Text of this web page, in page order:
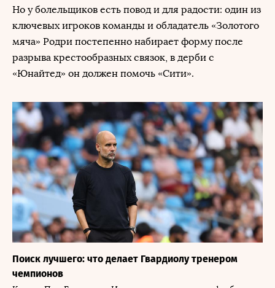
Но у болельщиков есть повод и для радости: один из
ключевых игроков команды и обладатель «Золотого
мяча» Родри постепенно набирает форму после
разрыва крестообразных связок, в дерби с
«Юнайтед» он должен помочь «Сити».
Поиск лучшего: что делает Гвардиолу тренером
чемпионов